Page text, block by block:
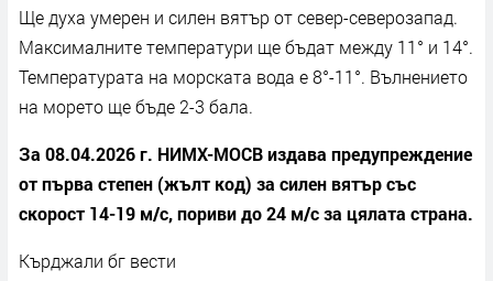
Ще духа умерен и силен вятър от север-северозапад.
Максималните температури ще бъдат между 11° и 14°.
Температурата на морската вода е 8°-11°. Вълнението
на морето ще бъде 2-3 бала.
За 08.04.2026 г. НИМХ-МОСВ издава предупреждение
от първа степен (жълт код) за силен вятър със
скорост 14-19 м/с, пориви до 24 м/с за цялата страна.
Кърджали бг вести